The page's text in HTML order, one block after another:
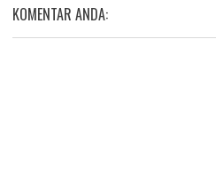
KOMENTAR ANDA: